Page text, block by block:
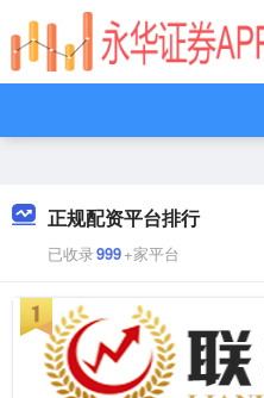
正规配资平台排行
已收录999+家平台